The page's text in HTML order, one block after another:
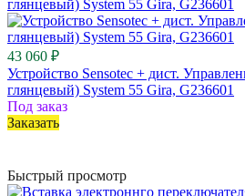
43 060 ₽
Устройство Sensotec + дист.
глянцевый) System 55 Gira, G236601
Под заказ
Заказать
Быстрый просмотр